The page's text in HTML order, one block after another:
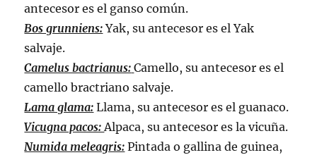
antecesor es el ganso común.
Bos grunniens: Yak, su antecesor es el Yak
salvaje.
Camelus bactrianus: Camello, su antecesor es el
camello bractriano salvaje.
Lama glama: Llama, su antecesor es el guanaco.
Vicugna pacos: Alpaca, su antecesor es la vicuña.
Numida meleagris: Pintada o gallina de guinea,